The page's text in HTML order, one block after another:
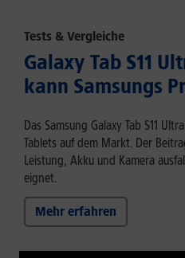
Tests & Vergleiche
Galaxy Tab S11
kann Samsungs
Das Samsung Galaxy Tab S11
Tablets auf dem Markt. Der
Leistung, Akku und Kamera
eignet.
Mehr erfahren